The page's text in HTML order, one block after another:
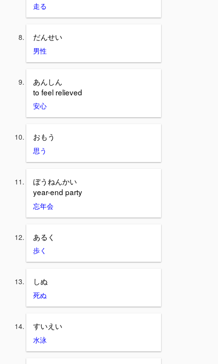
走る
だんせい
男性
あんしん
to feel relieved
安心
おもう
思う
ぼうねんかい
year-end party
忘年会
あるく
歩く
しぬ
死ぬ
すいえい
水泳